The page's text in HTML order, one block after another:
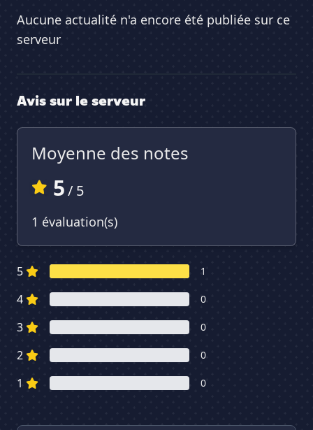
Aucune actualité n'a encore été publiée sur ce
serveur
Avis sur le serveur
Moyenne des notes
5/ 5
1 évaluation(s)
5 1
4 0
3 0
2 0
1 0